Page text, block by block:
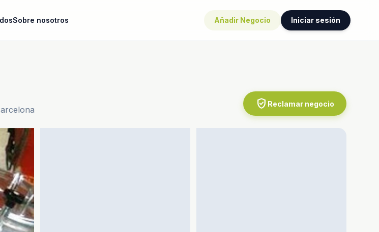
Sobre nosotros Añadir Negocio Iniciar sesión
verified_user Reclamar negocio